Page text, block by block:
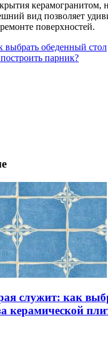
керамогранитом,
вид позволяет
поверхностей.
выбрать обеденный стол
парник?
служит: как
керамической